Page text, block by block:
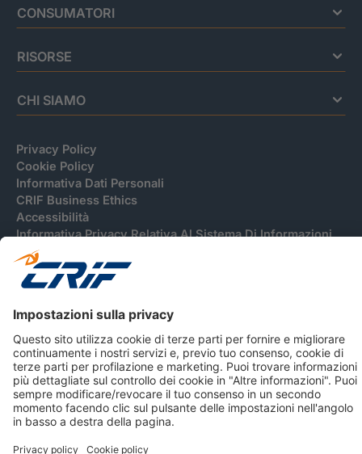
CONSUMATORI
RISORSE
CHI SIAMO
Privacy Policy
Cookie Policy
Informativa Dati Personali
CRIF Business Ethics
Accessibilità
Informativa Privacy Relativa Al Sistema Di Informazioni
Creditizie
© 2026 CRIF S.p.A. Tutti i diritti riservati.
Via della Beverara, 21 / 40131 Bologna / Italy Cap. Soc.
sottoscritto € 51.941.235,00 di cui versato € 51.806.190,00 |
R.E.A. n° 410952 | Reg. Impr. Bo, C.F. e P.IVA 02083271201
Società soggetta all'attività di direzione e coordinamento di
CRIBIS Holding S.r.l., Società con unico socio
Società con Sistema di Gestione Certificato da DNV ISO 9001,